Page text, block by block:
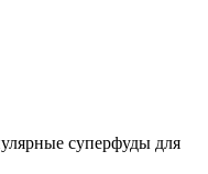
суперфуды для